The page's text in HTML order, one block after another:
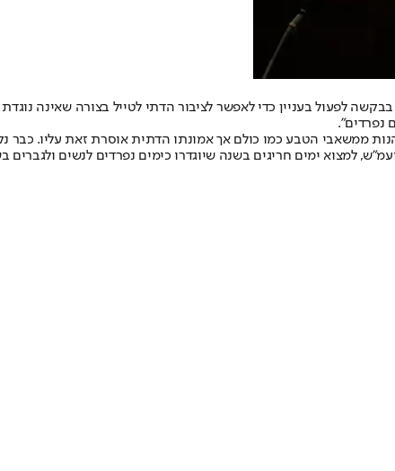
לפעול בעניין כדי לאפשר לציבור הדתי לטייל בצורה שאינה
נפרדים".
ממשאבי הטבע כמו כולם אך אמונתו הדתית אוסרת זאת עליו. כבר
למצוא ימים חריגים בשנה שיוגדרו כימים נפרדים לנשים